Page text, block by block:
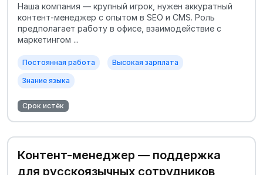
Наша компания — крупный игрок, нужен аккуратный
контент‑менеджер с опытом в SEO и CMS. Роль
предполагает работу в офисе, взаимодействие с
маркетингом ...
Постоянная работа Высокая зарплата
Знание языка
Срок истёк
Контент-менеджер — поддержка
для русскоязычных сотрудников